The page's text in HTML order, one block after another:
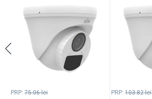
PRP: 75.06lei PRP: 103.82lei